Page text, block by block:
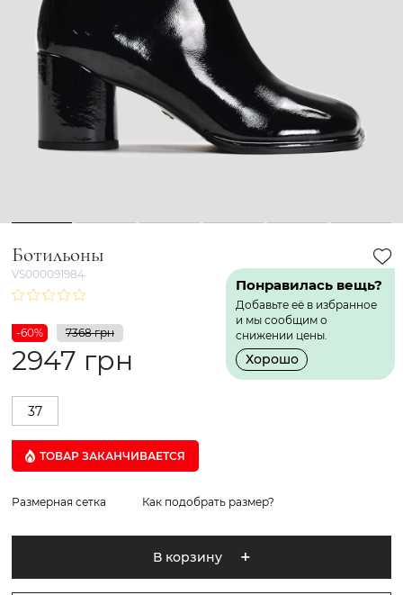
1 2 3 4 5 6
Ботильоны
VS000091984
Понравилась вещь?
Добавьте её в избранное
и мы сообщим о
снижении цены.
Хорошо
-60% 7368 грн
2947 грн
37
ТОВАР ЗАКАНЧИВАЕТСЯ
Размерная сетка Как подобрать размер?
В корзину